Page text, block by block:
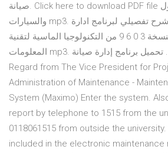
صيانة. Click here to download PDF file مقدمة ادارة الاسطول
والسيارات mp3. تشغيل. تحميل. شرح تفصيلي لبرنامج ادارة
السيارات والسائقين النسخة 3 0 6 9 من التكنولوجيا الماسية لتقنية
المعلومات mp3. تشغيل. تحميل. تحميل برنامج إدارة صيانة Best
Regard from The Vice President for
Administration of Maintenance -
System (Maximo) Enter the system.
report by telephone to 1515 from the
0118061515 from outside the
included in the electronic maintenance